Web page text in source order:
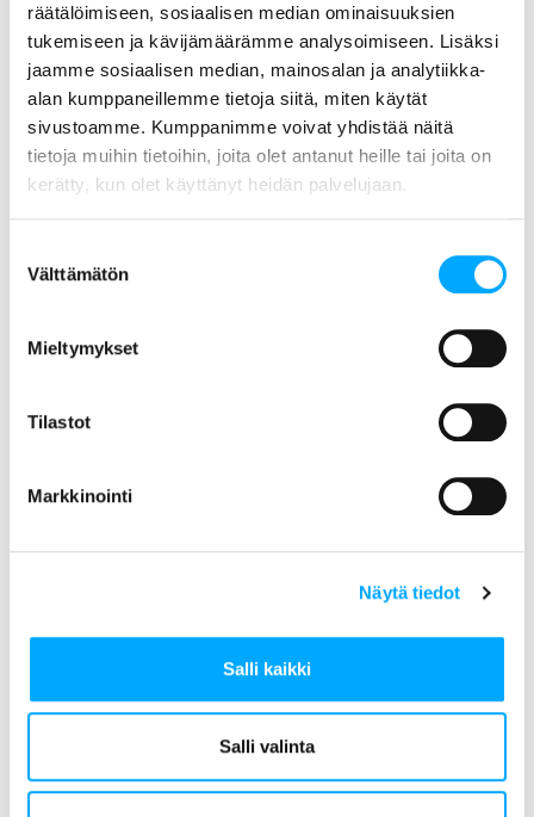
räätälöimiseen, sosiaalisen median ominaisuuksien
tukemiseen ja kävijämäärämme analysoimiseen. Lisäksi
jaamme sosiaalisen median, mainosalan ja analytiikka-
alan kumppaneillemme tietoja siitä, miten käytät
sivustoamme. Kumppanimme voivat yhdistää näitä
tietoja muihin tietoihin, joita olet antanut heille tai joita on
kerätty, kun olet käyttänyt heidän palvelujaan.
valinta
Välttämätön
Mieltymykset
Tilastot
Markkinointi
Näytä tiedot
Salli kaikki
Salli valinta
Verkkoyhtiöillä on dilemma: Niiden on
investoitava muutokseen,
tehokkuuteen ja kykyyn sulauttaa
hajautetut uusiutuvan energian
tuotantovirrat olemassa oleviin
verkkoihin. Samaan aikaan niiden on
kynnys irrottautua sähköverkosta
Norjassa jakeluverkkoyhtiöt
yhtiöt valmistautuvat täyttä vauhtia
älykkäisiin
digitaalisiin alustoihin ja IT-
järjestelmiin. Niiden pyrkimyksenä on
tehokkaammin ja pystyä ennakoimaan
ja paikantamaan vikaantumiset, jotta
niihin voidaan reagoida ennen kuin
niistä koituu kalliimpia vahinkoja.
Miksi tarkka, ajantasainen